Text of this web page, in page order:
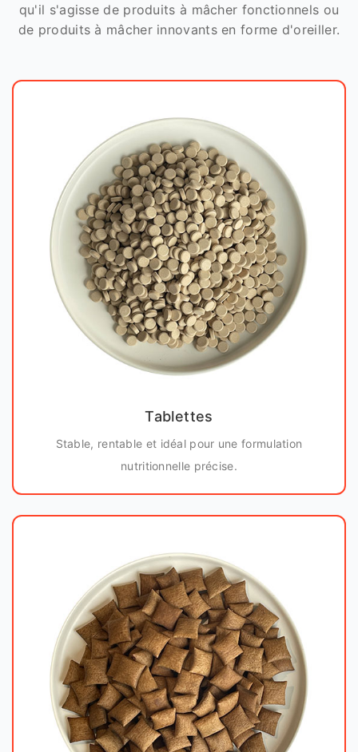
qu'il s'agisse de produits à mâcher fonctionnels ou
de produits à mâcher innovants en forme d'oreiller.
Tablettes
Stable, rentable et idéal pour une formulation
nutritionnelle précise.